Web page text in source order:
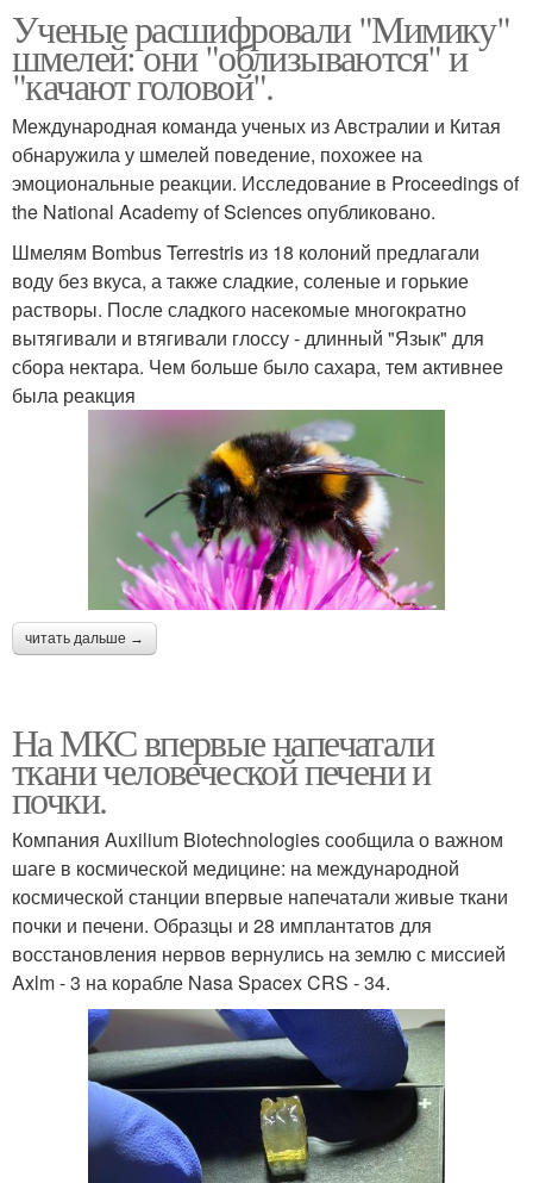
Ученые расшифровали "Мимику"
шмелей: они "облизываются" и
"качают головой".
Международная команда ученых из Австралии и Китая
обнаружила у шмелей поведение, похожее на
эмоциональные реакции. Исследование в Proceedings of
the National Academy of Sciences опубликовано.
Шмелям Bombus Terrestris из 18 колоний предлагали
воду без вкуса, а также сладкие, соленые и горькие
растворы. После сладкого насекомые многократно
вытягивали и втягивали глоссу - длинный "Язык" для
сбора нектара. Чем больше было сахара, тем активнее
была реакция
читать дальше →
На МКС впервые напечатали
ткани человеческой печени и
почки.
Компания Auxilium Biotechnologies сообщила о важном
шаге в космической медицине: на международной
космической станции впервые напечатали живые ткани
почки и печени. Образцы и 28 имплантатов для
восстановления нервов вернулись на землю с миссией
Axlm - 3 на корабле Nasa Spacex CRS - 34.